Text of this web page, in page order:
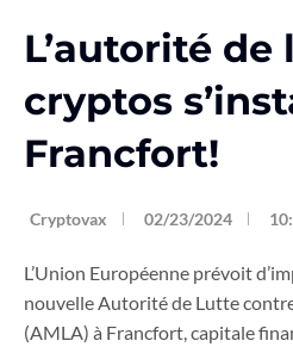
L’autorité de
cryptos
Francfort!
Cryptovax 02/23/2024
L’Union Européenne prévoit
nouvelle Autorité de Lutte
(AMLA) à Francfort, capitale